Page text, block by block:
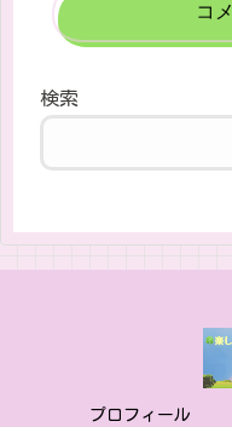
コ
検索
プロフィール